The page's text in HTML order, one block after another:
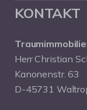
KONTAKT
Herr Christian
Kanonenstr. 63
D-45731